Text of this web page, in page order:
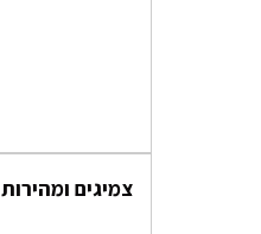
צמיגים ומהירות